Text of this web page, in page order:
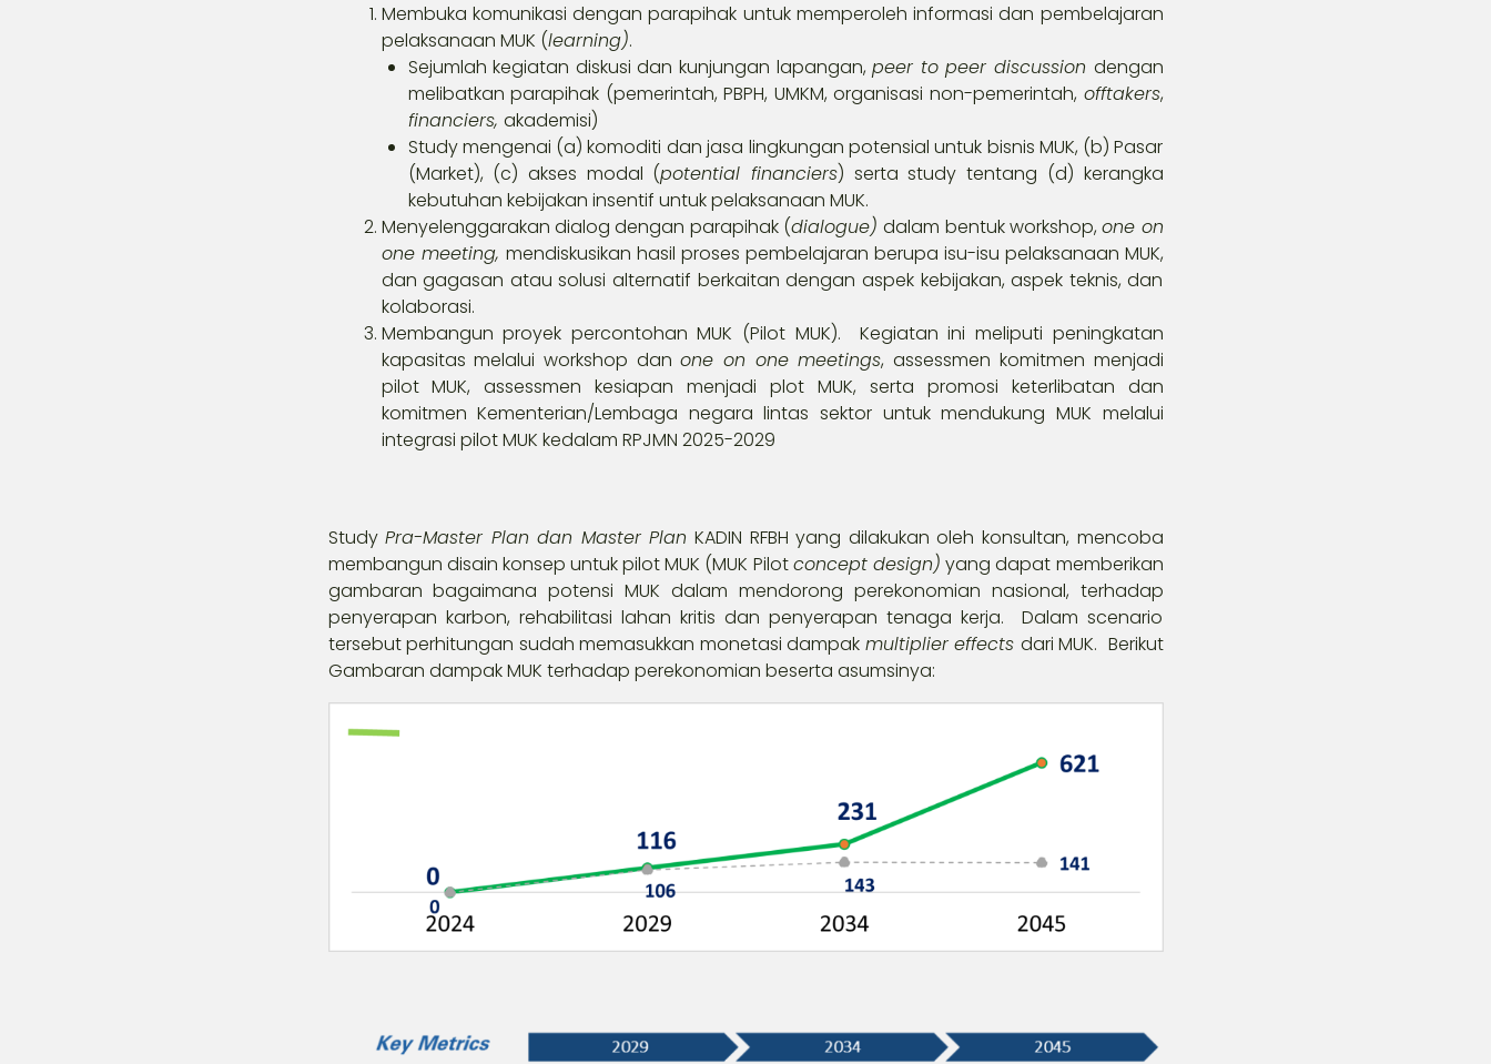
Membuka komunikasi dengan parapihak untuk memperoleh informasi dan pembelajaran
pelaksanaan MUK (learning).
Sejumlah kegiatan diskusi dan kunjungan lapangan,peer to peer discussion dengan
melibatkan parapihak (pemerintah, PBPH, UMKM, organisasi non-pemerintah, offtakers,
financiers, akademisi)
Study mengenai (a) komoditi dan jasa lingkungan potensial untuk bisnis MUK, (b) Pasar
(Market), (c) akses modal (potential financiers) serta study tentang (d) kerangka
kebutuhan kebijakan insentif untuk pelaksanaan MUK.
Menyelenggarakan dialog dengan parapihak (dialogue)dalam bentuk workshop,one on
one meeting, mendiskusikan hasil proses pembelajaran berupa isu-isu pelaksanaan MUK,
dan gagasan atau solusi alternatif berkaitan dengan aspek kebijakan, aspek teknis, dan
kolaborasi.
Membangun proyek percontohan MUK (Pilot MUK). Kegiatan ini meliputi peningkatan
kapasitas melalui workshop danone on one meetings, assessmen komitmen menjadi
pilot MUK, assessmen kesiapan menjadi plot MUK, serta promosi keterlibatan dan
komitmen Kementerian/Lembaga negara lintas sektor untuk mendukung MUK melalui
integrasi pilot MUK kedalam RPJMN 2025-2029
StudyPra-Master Plan dan Master Plan KADIN RFBH yang dilakukan oleh konsultan, mencoba
membangun disain konsep untuk pilot MUK (MUK Pilotconcept design) yang dapat memberikan
gambaran bagaimana potensi MUK dalam mendorong perekonomian nasional, terhadap
penyerapan karbon, rehabilitasi lahan kritis dan penyerapan tenaga kerja. Dalam scenario
tersebut perhitungan sudah memasukkan monetasi dampak multiplier effects dari MUK. Berikut
Gambaran dampak MUK terhadap perekonomian beserta asumsinya: